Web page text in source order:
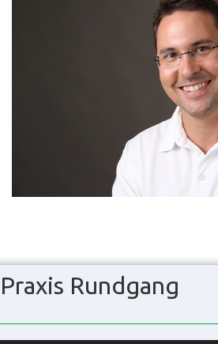
Praxis Rundgang